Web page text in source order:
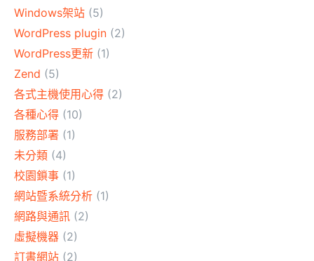
Windows架站 (5)
WordPress plugin (2)
WordPress更新 (1)
Zend (5)
各式主機使用心得 (2)
各種心得 (10)
服務部署 (1)
未分類 (4)
校園鎖事 (1)
網站暨系統分析 (1)
網路與通訊 (2)
虛擬機器 (2)
訂書網站 (2)